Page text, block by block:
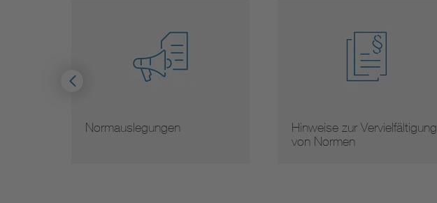
Normauslegungen
Hinweise zur Vervielfältigung
von Normen